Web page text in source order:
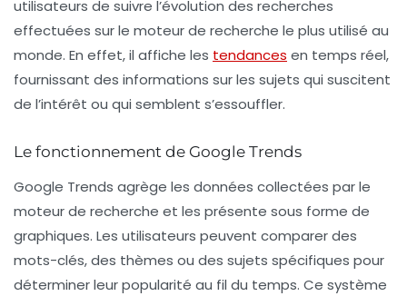
utilisateurs de suivre l’évolution des recherches
effectuées sur le moteur de recherche le plus utilisé au
monde. En effet, il affiche les tendances en temps réel,
fournissant des informations sur les sujets qui suscitent
de l’intérêt ou qui semblent s’essouffler.
Le fonctionnement de Google Trends
Google Trends agrège les données collectées par le
moteur de recherche et les présente sous forme de
graphiques. Les utilisateurs peuvent comparer des
mots-clés, des thèmes ou des sujets spécifiques pour
déterminer leur popularité au fil du temps. Ce système